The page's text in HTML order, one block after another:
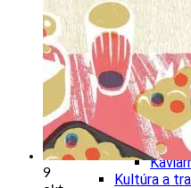
Hrady
Zámok
Podujatia
Ubytovanie
Gastro
Kultúra a
9